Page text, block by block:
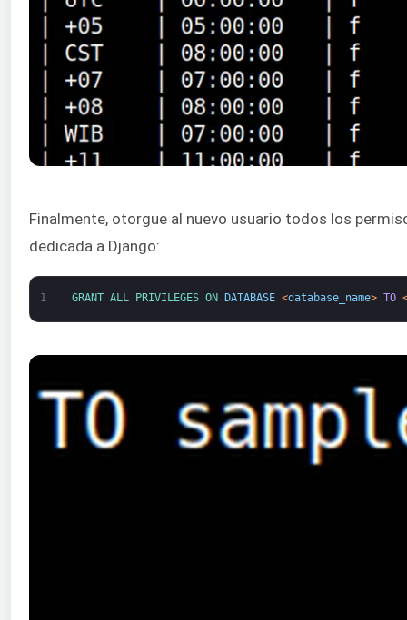
Finalmente, otorgue al nuevo usuario todos los
dedicada a Django:
1 GRANT ALL PRIVILEGES ON DATABASE <database_name> TO